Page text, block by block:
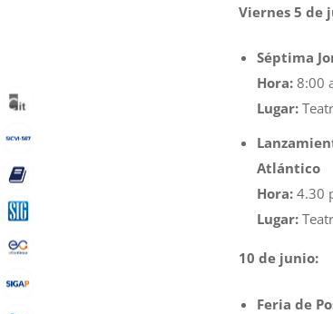
Viernes 5 de
Séptima
Hora: 8:00
Lugar:
Atlántico
Hora: 4.30
Lugar:
10 de junio:
Feria de